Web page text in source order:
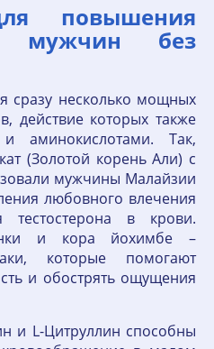
повышения
мужчин без
сразу несколько мощных
действие которых также
аминокислотами. Так,
(Золотой корень Али) с
мужчины Малайзии
любовного влечения
в крови.
и кора йохимбе –
которые помогают
и обострять ощущения
и L-Цитруллин способны